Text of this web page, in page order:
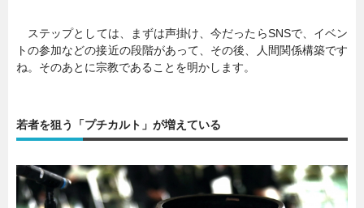
ステップとしては、まずは声掛け、今だったらSNSで、イベン
トの参加などの接近の段階があって、その後、人間関係構築です
ね。そのあとに宗教であることを明かします。
若者を狙う「プチカルト」が増えている